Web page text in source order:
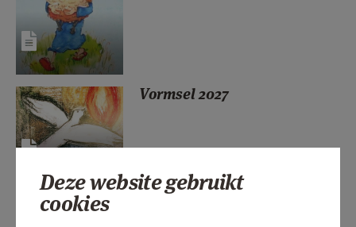
AANMELDEN OF REGISTREREN
Vormsel 2027
Deze website gebruikt
cookies